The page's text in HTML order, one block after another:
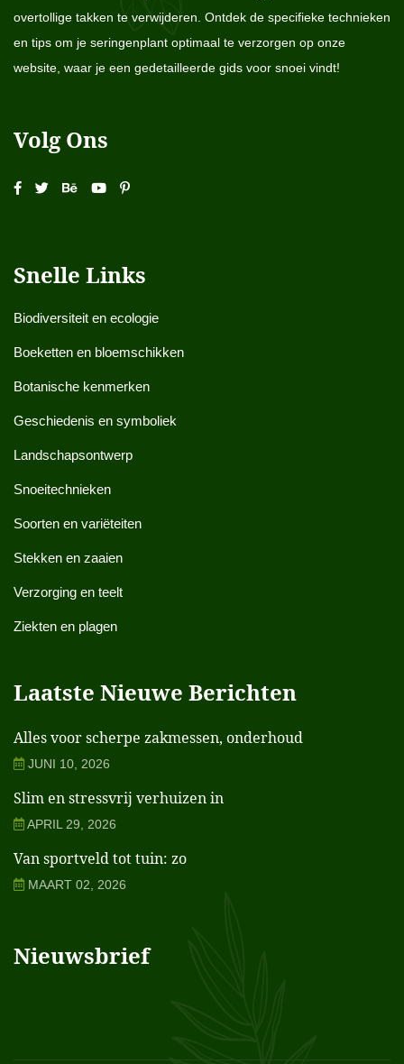
overtollige takken te verwijderen. Ontdek de specifieke technieken
en tips om je seringenplant optimaal te verzorgen op onze
website, waar je een gedetailleerde gids voor snoei vindt!
Volg Ons
Snelle Links
Biodiversiteit en ecologie
Boeketten en bloemschikken
Botanische kenmerken
Geschiedenis en symboliek
Landschapsontwerp
Snoeitechnieken
Soorten en variëteiten
Stekken en zaaien
Verzorging en teelt
Ziekten en plagen
Laatste Nieuwe Berichten
Alles voor scherpe zakmessen, onderhoud
JUNI 10, 2026
Slim en stressvrij verhuizen in
APRIL 29, 2026
Van sportveld tot tuin: zo
MAART 02, 2026
Nieuwsbrief